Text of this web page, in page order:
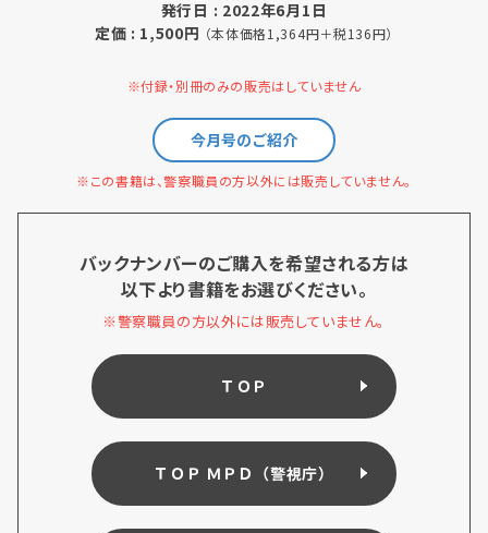
発行日 : 2022年6月1日
定価 : 1,500円 （本体価格1,364円＋税136円）
※付録・別冊のみの販売はしていません
今月号のご紹介
※この書籍は、警察職員の方以外には販売していません。
バックナンバーのご購入を希望される方は
以下より書籍をお選びください。
※警察職員の方以外には販売していません。
ＴＯＰ
ＴＯＰ ＭＰＤ（警視庁）